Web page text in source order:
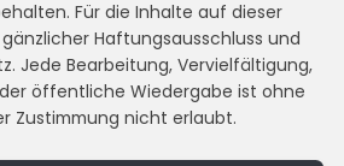
Für die Inhalte auf dieser
Haftungsausschluss und
Jede Bearbeitung, Vervielfältigung,
öffentliche Wiedergabe ist ohne
Zustimmung nicht erlaubt.